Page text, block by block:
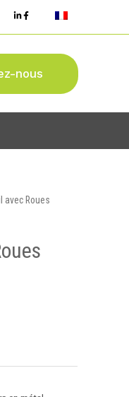
nous
avec Roues